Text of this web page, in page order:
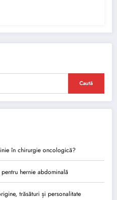
Caută
în chirurgie oncologică?
hernie abdominală
trăsături și personalitate